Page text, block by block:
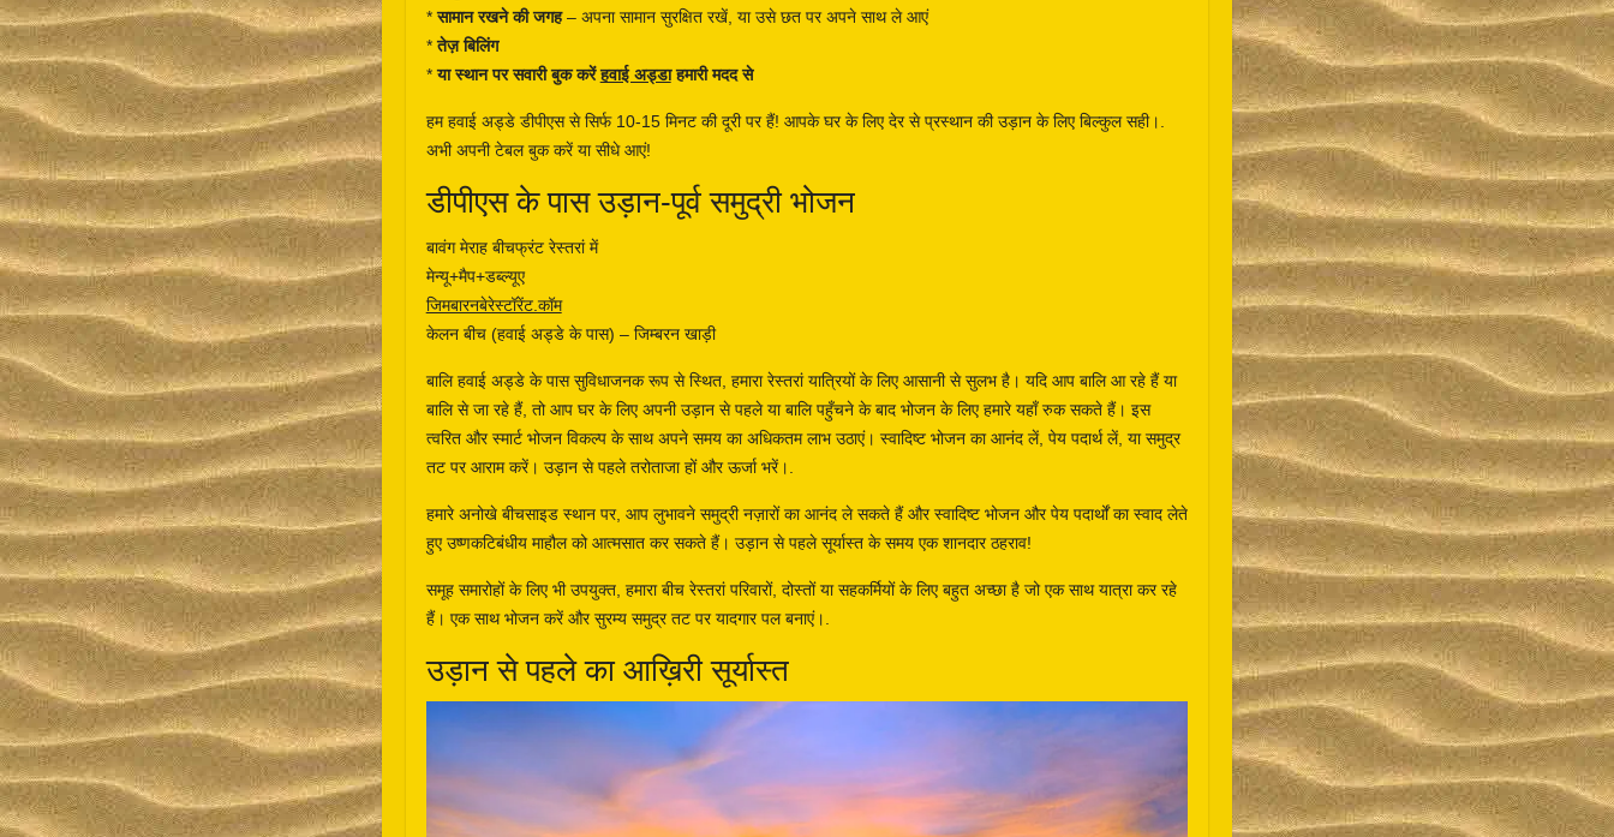
*सामान रखने की जगह– अपना सामान सुरक्षित रखें, या उसे छत पर अपने साथ ले आएं
*तेज़ बिलिंग
*या स्थान पर सवारी बुक करेंहवाई अड्डाहमारी मदद से
हम हवाई अड्डे डीपीएस से सिर्फ 10-15 मिनट की दूरी पर हैं! आपके घर के लिए देर से प्रस्थान की उड़ान के लिए बिल्कुल सही।.
अभी अपनी टेबल बुक करें या सीधे आएं!
डीपीएस के पास उड़ान-पूर्व समुद्री भोजन
बावंग मेराह बीचफ्रंट रेस्तरां में
मेन्यू+मैप+डब्ल्यूए
जिमबारनबेरेस्टॉरेंट.कॉम
केलन बीच (हवाई अड्डे के पास) – जिम्बरन खाड़ी
बालि हवाई अड्डे के पास सुविधाजनक रूप से स्थित, हमारा रेस्तरां यात्रियों के लिए आसानी से सुलभ है। यदि आप बालि आ रहे हैं या
बालि से जा रहे हैं, तो आप घर के लिए अपनी उड़ान से पहले या बालि पहुँचने के बाद भोजन के लिए हमारे यहाँ रुक सकते हैं। इस
त्वरित और स्मार्ट भोजन विकल्प के साथ अपने समय का अधिकतम लाभ उठाएं। स्वादिष्ट भोजन का आनंद लें, पेय पदार्थ लें, या समुद्र
तट पर आराम करें। उड़ान से पहले तरोताजा हों और ऊर्जा भरें।.
हमारे अनोखे बीचसाइड स्थान पर, आप लुभावने समुद्री नज़ारों का आनंद ले सकते हैं और स्वादिष्ट भोजन और पेय पदार्थों का स्वाद लेते
हुए उष्णकटिबंधीय माहौल को आत्मसात कर सकते हैं। उड़ान से पहले सूर्यास्त के समय एक शानदार ठहराव!
समूह समारोहों के लिए भी उपयुक्त, हमारा बीच रेस्तरां परिवारों, दोस्तों या सहकर्मियों के लिए बहुत अच्छा है जो एक साथ यात्रा कर रहे
हैं। एक साथ भोजन करें और सुरम्य समुद्र तट पर यादगार पल बनाएं।.
उड़ान से पहले का आख़िरी सूर्यास्त